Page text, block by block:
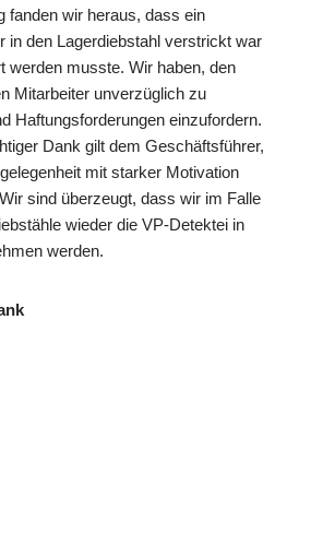
fanden wir heraus, dass ein
in den Lagerdiebstahl verstrickt war
werden musste. Wir haben, den
Mitarbeiter unverzüglich zu
Haftungsforderungen einzufordern.
Dank gilt dem Geschäftsführer,
mit starker Motivation
sind überzeugt, dass wir im Falle
wieder die VP-Detektei in
werden.